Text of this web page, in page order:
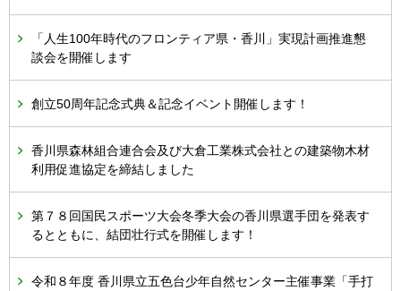
「人生100年時代のフロンティア県・香川」実現計画推進懇
談会を開催します
創立50周年記念式典＆記念イベント開催します！
香川県森林組合連合会及び大倉工業株式会社との建築物木材
利用促進協定を締結しました
第７８回国民スポーツ大会冬季大会の香川県選手団を発表す
るとともに、結団壮行式を開催します！
令和８年度 香川県立五色台少年自然センター主催事業「手打